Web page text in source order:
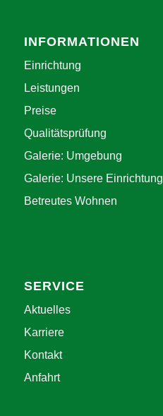
INFORMATIONEN
Einrichtung
Leistungen
Preise
Qualitätsprüfung
Galerie: Umgebung
Galerie: Unsere Einrichtung
Betreutes Wohnen
SERVICE
Aktuelles
Karriere
Kontakt
Anfahrt